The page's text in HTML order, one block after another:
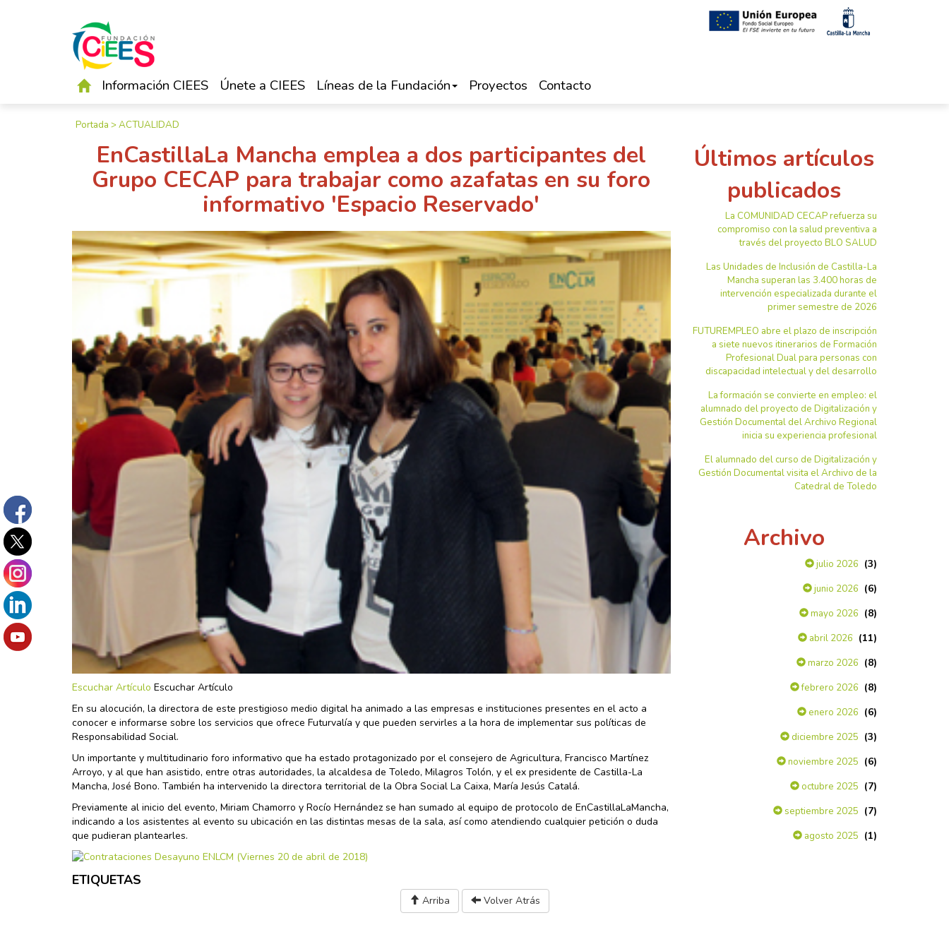
Información CIEES Únete a CIEES Líneas de la Fundación Proyectos Contacto
Portada >ACTUALIDAD
EnCastillaLa Mancha emplea a dos participantes del
Grupo CECAP para trabajar como azafatas en su foro
informativo 'Espacio Reservado'
Escuchar Artículo Escuchar Artículo
En su alocución, la directora de este prestigioso medio digital ha animado a las empresas e instituciones presentes en el acto a
conocer e informarse sobre los servicios que ofrece Futurvalía y que pueden servirles a la hora de implementar sus políticas de
Responsabilidad Social.
Un importante y multitudinario foro informativo que ha estado protagonizado por el consejero de Agricultura, Francisco Martínez
Arroyo, y al que han asistido, entre otras autoridades, la alcaldesa de Toledo, Milagros Tolón, y el ex presidente de Castilla-La
Mancha, José Bono. También ha intervenido la directora territorial de la Obra Social La Caixa, María Jesús Catalá.
Previamente al inicio del evento, Miriam Chamorro y Rocío Hernández se han sumado al equipo de protocolo de EnCastillaLaMancha,
indicando a los asistentes al evento su ubicación en las distintas mesas de la sala, así como atendiendo cualquier petición o duda
que pudieran plantearles.
Últimos artículos
publicados
La COMUNIDAD CECAP refuerza su
compromiso con la salud preventiva a
través del proyecto BLO SALUD
Las Unidades de Inclusión de Castilla-La
Mancha superan las 3.400 horas de
intervención especializada durante el
primer semestre de 2026
FUTUREMPLEO abre el plazo de inscripción
a siete nuevos itinerarios de Formación
Profesional Dual para personas con
discapacidad intelectual y del desarrollo
La formación se convierte en empleo: el
alumnado del proyecto de Digitalización y
Gestión Documental del Archivo Regional
inicia su experiencia profesional
El alumnado del curso de Digitalización y
Gestión Documental visita el Archivo de la
Catedral de Toledo
Archivo
julio 2026 (3)
junio 2026 (6)
mayo 2026 (8)
abril 2026 (11)
marzo 2026 (8)
febrero 2026 (8)
enero 2026 (6)
diciembre 2025 (3)
noviembre 2025 (6)
octubre 2025 (7)
septiembre 2025 (7)
agosto 2025 (1)
ETIQUETAS
Arriba Volver Atrás